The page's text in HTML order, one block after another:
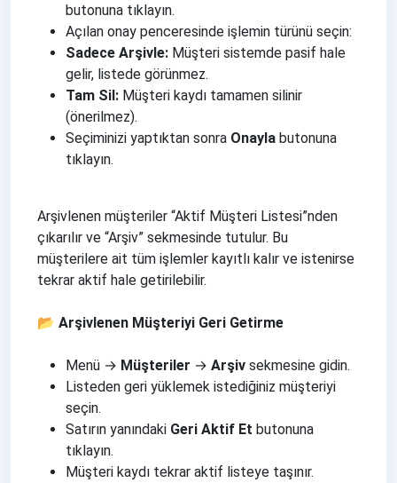
butonuna tıklayın.
Açılan onay penceresinde işlemin türünü seçin:
Sadece Arşivle: Müşteri sistemde pasif hale
gelir, listede görünmez.
Tam Sil: Müşteri kaydı tamamen silinir
(önerilmez).
Seçiminizi yaptıktan sonra Onayla butonuna
tıklayın.
Arşivlenen müşteriler “Aktif Müşteri Listesi”nden
çıkarılır ve “Arşiv” sekmesinde tutulur. Bu
müşterilere ait tüm işlemler kayıtlı kalır ve istenirse
tekrar aktif hale getirilebilir.
📂 Arşivlenen Müşteriyi Geri Getirme
Menü → Müşteriler → Arşiv sekmesine gidin.
Listeden geri yüklemek istediğiniz müşteriyi
seçin.
Satırın yanındaki Geri Aktif Et butonuna
tıklayın.
Müşteri kaydı tekrar aktif listeye taşınır.